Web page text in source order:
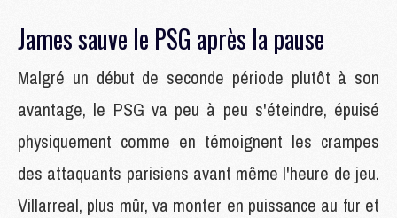
James sauve le PSG après la pause
Malgré un début de seconde période plutôt à son
avantage, le PSG va peu à peu s'éteindre, épuisé
physiquement comme en témoignent les crampes
des attaquants parisiens avant même l'heure de jeu.
Villarreal, plus mûr, va monter en puissance au fur et